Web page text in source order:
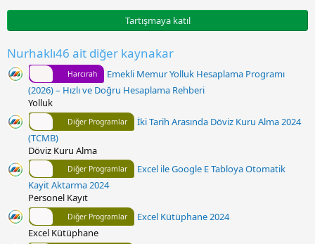
0
y
l
d
ı
z
Tartışmaya katıl
Nurhaklı46 ait diğer kaynakar
Harcırah
Emekli Memur Yolluk Hesaplama Programı
(2026) – Hızlı ve Doğru Hesaplama Rehberi
Yolluk
Diğer Programlar
İki Tarih Arasında Döviz Kuru Alma 2024
(TCMB)
Döviz Kuru Alma
Diğer Programlar
Excel ile Google E Tabloya Otomatik
Kayit Aktarma 2024
Personel Kayıt
Diğer Programlar
Excel Kütüphane 2024
Excel Kütüphane